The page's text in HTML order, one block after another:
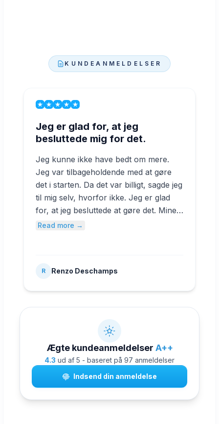
KUNDEANMELDELSER
Jeg er glad for, at jeg
besluttede mig for det.
Jeg kunne ikke have bedt om mere.
Jeg var tilbageholdende med at gøre
det i starten. Da det var billigt, sagde jeg
til mig selv, hvorfor ikke. Jeg er glad
for, at jeg besluttede at gøre det. Mine
penge gik ikke til spilde.
Read more →
R Renzo Deschamps
Ægte kundeanmeldelser A++
4.3 ud af 5 - baseret på 97 anmeldelser
Indsend din anmeldelse